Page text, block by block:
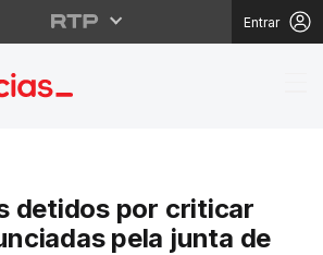
Entrar
detidos
detidos por criticar
pela junta de